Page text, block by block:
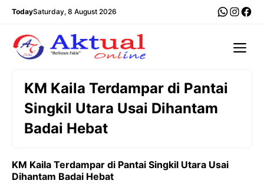
Langsung
TodaySaturday, 8 August 2026
KM Kaila Terdampar di Pantai
Singkil Utara Usai Dihantam
Badai Hebat
KM Kaila Terdampar di Pantai Singkil Utara Usai
Dihantam Badai Hebat